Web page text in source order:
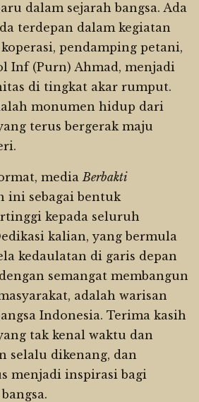
dalam sejarah bangsa. Ada
terdepan dalam kegiatan
pendamping petani,
Inf (Purn) Ahmad, menjadi
di tingkat akar rumput.
monumen hidup dari
terus bergerak maju
mediaBerbakti
ini sebagai bentuk
kepada seluruh
kalian, yang bermula
kedaulatan di garis depan
semangat membangun
adalah warisan
Indonesia. Terima kasih
tak kenal waktu dan
selalu dikenang, dan
menjadi inspirasi bagi